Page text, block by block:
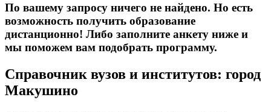
По вашему запросу ничего не найдено. Но есть
возможность получить образование
дистанционно! Либо заполните анкету ниже и
мы поможем вам подобрать программу.
Справочник вузов и институтов: город
Макушино